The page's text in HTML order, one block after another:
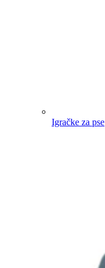
Igračke za pse